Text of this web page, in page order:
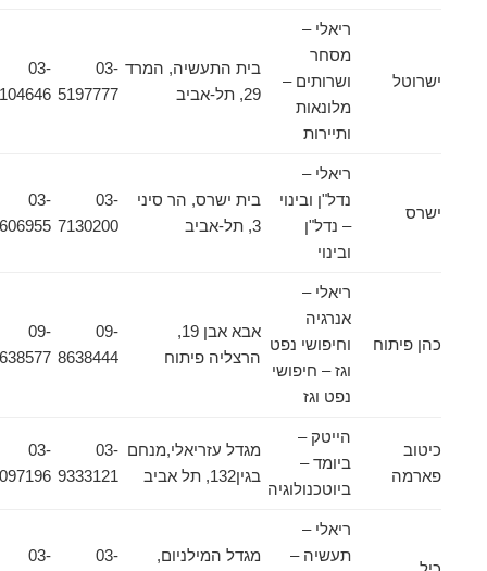
ישרוטל
ריאלי –
מסחר
ושרותים –
מלונאות
ותיירות
בית התעשיה, המרד 03-
5197777
5104646
ישרס
ריאלי –
נדל"ן ובינוי
– נדל"ן
ובינוי
בית ישרס, הר סיני
03-
7130200
5606955
כהן פיתוח
ריאלי –
אנרגיה
וחיפושי נפט
וגז – חיפושי
נפט וגז
אבא אבן 19,
הרצליה פיתוח
8638444
8638577
כיטוב
פארמה
הייטק –
ביומד –
ביוטכנולוגיה
מגדל עזריאלי,מנחם 03-
9333121
5097196
ריאלי –
תעשיה –
מגדל המילניום,